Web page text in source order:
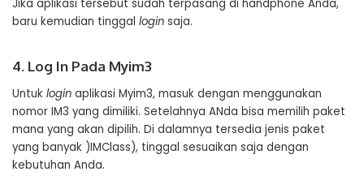
Jika aplikasi tersebut sudah terpasang di handphone Anda,
baru kemudian tinggal login saja.
4. Log In Pada Myim3
Untuk login aplikasi Myim3, masuk dengan menggunakan
nomor IM3 yang dimiliki. Setelahnya ANda bisa memilih paket
mana yang akan dipilih. Di dalamnya tersedia jenis paket
yang banyak )IMClass), tinggal sesuaikan saja dengan
kebutuhan Anda.